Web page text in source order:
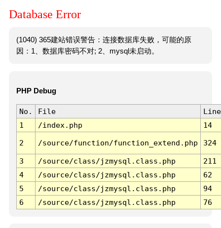
Database Error
(1040) 365建站错误警告：连接数据库失败，可能的原
因：1、数据库密码不对; 2、mysql未启动。
PHP Debug
No. File
Line
1
/index.php 14
2 /source/function/function_extend.php 324
3 /source/class/jzmysql.class.php
211
4
/source/class/jzmysql.class.php
62
5
/source/class/jzmysql.class.php
94
6
/source/class/jzmysql.class.php 76